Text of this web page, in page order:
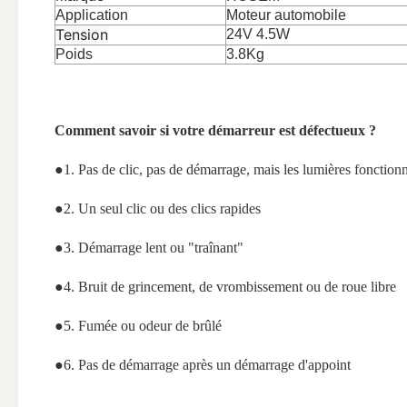
Application
Moteur automobile
Tension
24V 4.5W
Poids
3.8Kg
Comment savoir si votre démarreur est défectueux ?
●1. Pas de clic, pas de démarrage, mais les lumières
●2. Un seul clic ou des clics rapides
●3. Démarrage lent ou "traînant"
●4. Bruit de grincement, de vrombissement ou de roue libre
●5. Fumée ou odeur de brûlé
●6. Pas de démarrage après un démarrage d'appoint